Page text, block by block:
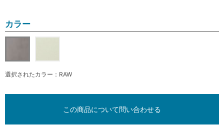
カラー
選択されたカラー：RAW
この商品について問い合わせる